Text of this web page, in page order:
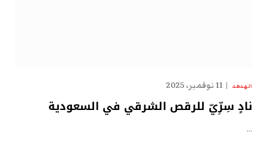
الهدهد 11 نوفمبر، 2025
نادٍ سِرِّيّ للرقص الشرقي في السعودية
…